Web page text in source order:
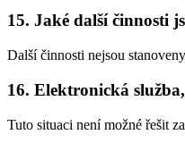
15. Jaké další činnosti
Další činnosti nejsou
16. Elektronická
Tuto situaci není možné řešit